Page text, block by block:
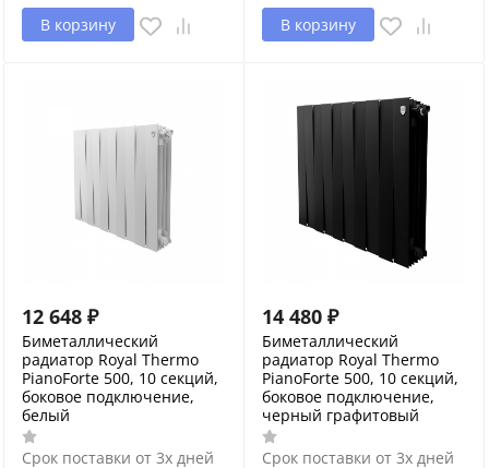
В корзину В корзину
12 648 ₽
Биметаллический
радиатор Royal Thermo
PianoForte 500, 10 секций,
боковое подключение,
белый
Срок поставки от 3х дней
14 480 ₽
Биметаллический
радиатор Royal Thermo
PianoForte 500, 10 секций,
боковое подключение,
черный графитовый
Срок поставки от 3х дней